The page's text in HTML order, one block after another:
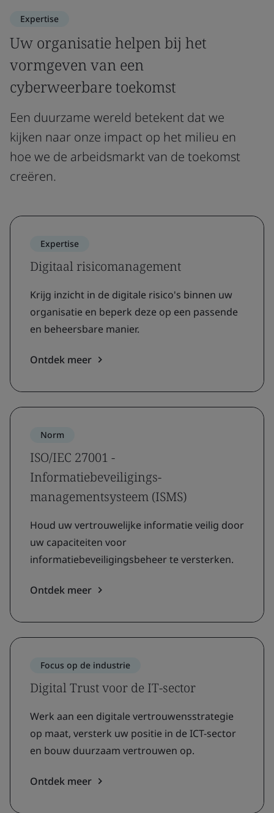
Expertise
Uw organisatie helpen bij het
vormgeven van een
cyberweerbare toekomst
Een duurzame wereld betekent dat we
kijken naar onze impact op het milieu en
hoe we de arbeidsmarkt van de toekomst
creëren.
Expertise
Digitaal risicomanagement
Krijg inzicht in de digitale risico's binnen uw
organisatie en beperk deze op een passende
en beheersbare manier.
Ontdek meer
Norm
ISO/IEC 27001 -
Informatiebeveiligings-
managementsysteem (ISMS)
Houd uw vertrouwelijke informatie veilig door
uw capaciteiten voor
informatiebeveiligingsbeheer te versterken.
Ontdek meer
Focus op de industrie
Digital Trust voor de IT-sector
Werk aan een digitale vertrouwensstrategie
op maat, versterk uw positie in de ICT-sector
en bouw duurzaam vertrouwen op.
Ontdek meer